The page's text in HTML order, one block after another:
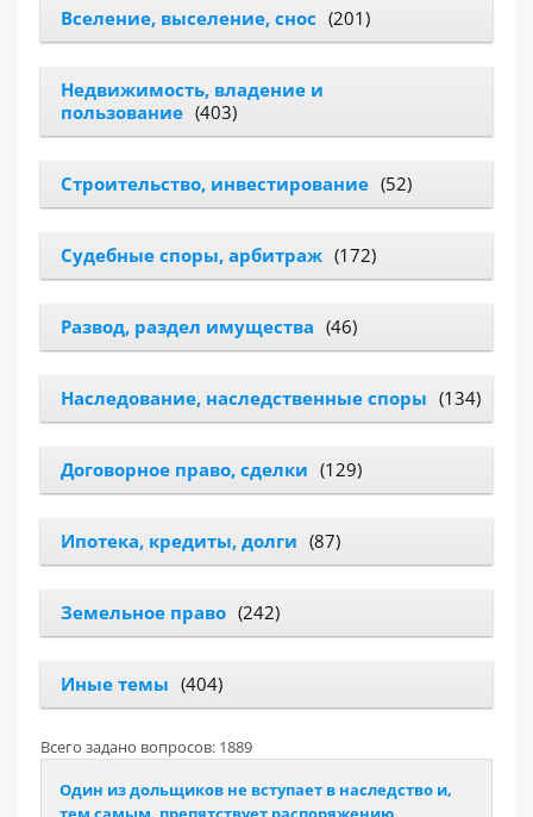
Вселение, выселение, снос (201)
Недвижимость, владение и
пользование (403)
Строительство, инвестирование (52)
Судебные споры, арбитраж (172)
Развод, раздел имущества (46)
Наследование, наследственные споры (134)
Договорное право, сделки (129)
Ипотека, кредиты, долги (87)
Земельное право (242)
Иные темы (404)
Всего задано вопросов: 1889
Один из дольщиков не вступает в наследство и,